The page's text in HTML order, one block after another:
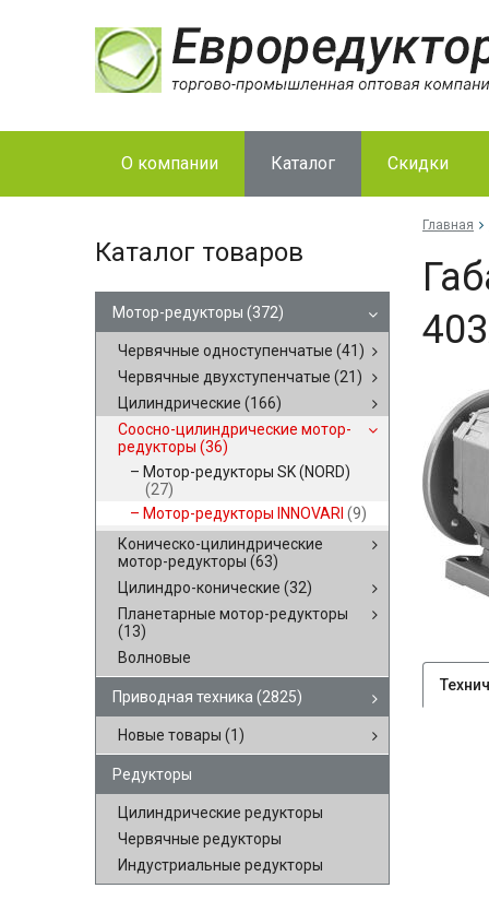
О компании Каталог Скидки
Каталог товаров
Мотор-редукторы (372)
Червячные одноступенчатые (41)
Червячные двухступенчатые (21)
Цилиндрические (166)
Соосно-цилиндрические мотор-
редукторы (36)
Мотор-редукторы SK (NORD)
(27)
Мотор-редукторы INNOVARI (9)
Коническо-цилиндрические
мотор-редукторы (63)
Цилиндро-конические (32)
Планетарные мотор-редукторы
(13)
Волновые
Приводная техника (2825)
Новые товары (1)
Редукторы
Цилиндрические редукторы
Червячные редукторы
Индустриальные редукторы
Главная